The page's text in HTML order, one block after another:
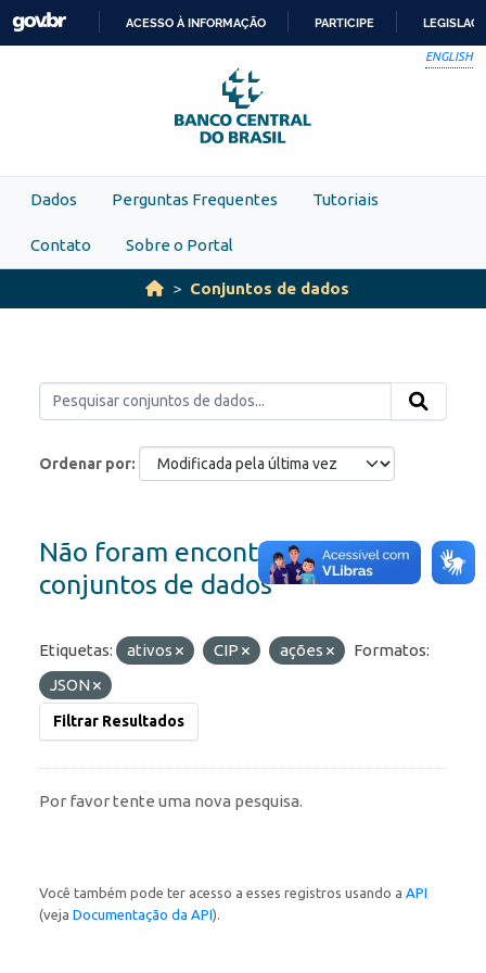
Skip to main content
PARA
O
CONTEÚDO
ACESSO À INFORMAÇÃO PARTICIPE
ENGLISH
Dados Perguntas Frequentes Tutoriais
Contato Sobre o Portal
Conjuntos de dados
Ordenar por
Não foram encontrados
conjuntos de dados
Etiquetas: ativos CIP ações
Formatos:
JSON
Filtrar Resultados
Por favor tente uma nova pesquisa.
Você também pode ter acesso a esses registros usando a API
(veja Documentação da API).